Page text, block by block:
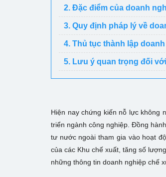
2. Đặc điểm của doanh
3. Quy định pháp lý về
4. Thủ tục thành lập
5. Lưu ý quan trọng đối
Hiện nay chứng kiến nỗ lực không
triển ngành công nghiệp. Đồng
tư nước ngoài tham gia vào hoạt
của các Khu chế xuất, tăng số
những thông tin doanh nghiệp chế